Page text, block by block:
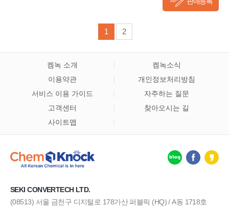
1 2
켐녹 소개
켐녹소식
이용약관
개인정보처리방침
서비스 이용 가이드
자주하는 질문
고객센터
찾아오시는 길
사이트맵
SEKI CONVERTECH LTD.
(08513) 서울 금천구 디지털로 178가산 퍼블릭 (HQ) / A동 1718호